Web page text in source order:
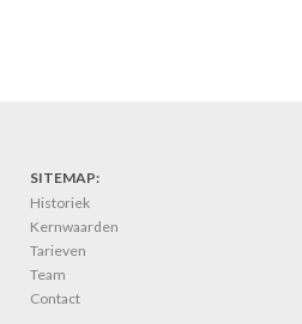
SITEMAP:
Historiek
Kernwaarden
Tarieven
Team
Contact